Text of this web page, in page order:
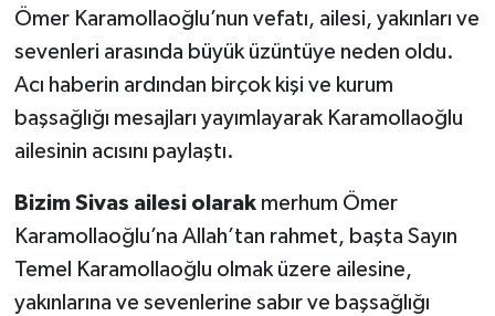
Ömer Karamollaoğlu’nun vefatı, ailesi, yakınları ve
sevenleri arasında büyük üzüntüye neden oldu.
Acı haberin ardından birçok kişi ve kurum
başsağlığı mesajları yayımlayarak Karamollaoğlu
ailesinin acısını paylaştı.
Bizim Sivas ailesi olarak merhum Ömer
Karamollaoğlu’na Allah’tan rahmet, başta Sayın
Temel Karamollaoğlu olmak üzere ailesine,
yakınlarına ve sevenlerine sabır ve başsağlığı